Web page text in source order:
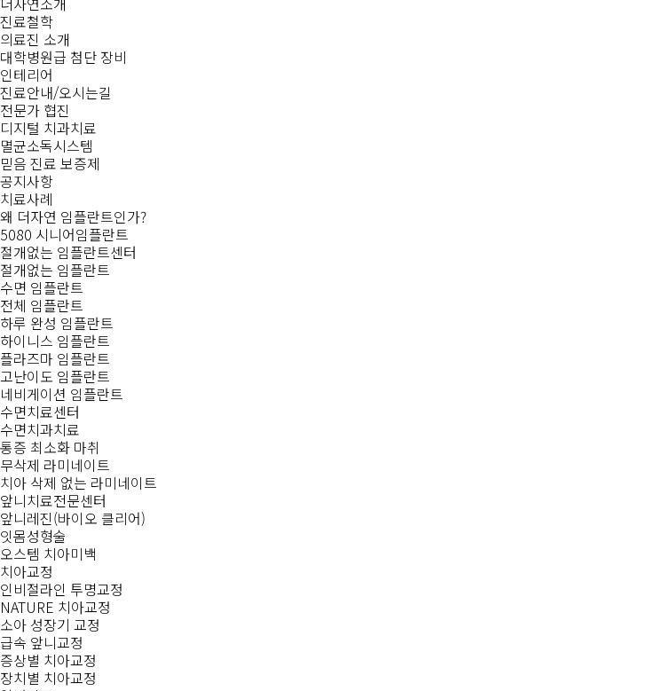
진료철학
의료진 소개
대학병원급 첨단 장비
인테리어
진료안내/오시는길
전문가 협진
디지털 치과치료
멸균소독시스템
믿음 진료 보증제
공지사항
치료사례
왜 더자연 임플란트인가?
5080 시니어임플란트
절개없는 임플란트센터
절개없는 임플란트
수면 임플란트
전체 임플란트
하루 완성 임플란트
하이니스 임플란트
플라즈마 임플란트
고난이도 임플란트
네비게이션 임플란트
수면치료센터
수면치과치료
통증 최소화 마취
무삭제 라미네이트
치아 삭제 없는 라미네이트
앞니치료전문센터
앞니레진(바이오 클리어)
잇몸성형술
오스템 치아미백
치아교정
인비절라인 투명교정
NATURE 치아교정
소아 성장기 교정
급속 앞니교정
증상별 치아교정
장치별 치아교정